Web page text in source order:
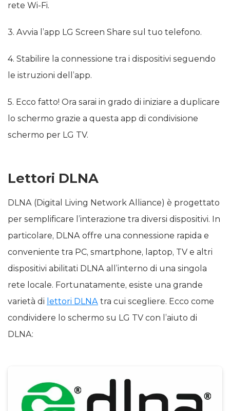
rete Wi-Fi.
3. Avvia l’app LG Screen Share sul tuo telefono.
4. Stabilire la connessione tra i dispositivi seguendo
le istruzioni dell’app.
5. Ecco fatto! Ora sarai in grado di iniziare a duplicare
lo schermo grazie a questa app di condivisione
schermo per LG TV.
Lettori DLNA
DLNA (Digital Living Network Alliance) è progettato
per semplificare l’interazione tra diversi dispositivi. In
particolare, DLNA offre una connessione rapida e
conveniente tra PC, smartphone, laptop, TV e altri
dispositivi abilitati DLNA all’interno di una singola
rete locale. Fortunatamente, esiste una grande
varietà di lettori DLNA tra cui scegliere. Ecco come
condividere lo schermo su LG TV con l’aiuto di
DLNA: